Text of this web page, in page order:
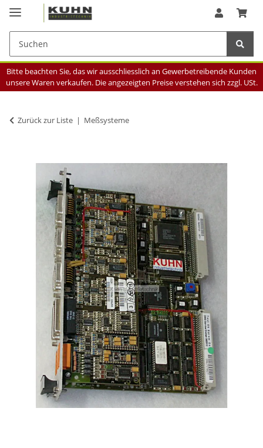
Bitte beachten Sie, das wir ausschliesslich an Gewerbetreibende Kunden
unsere Waren verkaufen. Die angezeigten Preise verstehen sich zzgl. USt.
Zurück zur Liste Meßsysteme